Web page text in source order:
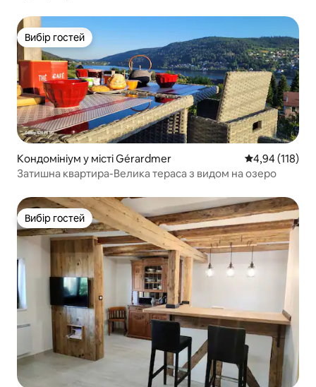
Вибір гостей
Вибір гостей
Кондомініум у місті Gérardmer Середня
4,94 (118)
Затишна квартира-Велика тераса з видом на озеро
Вибір гостей
Вибір гостей